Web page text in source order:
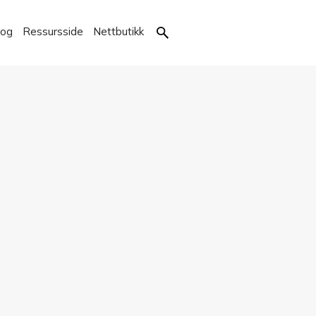
Ressursside Nettbutikk